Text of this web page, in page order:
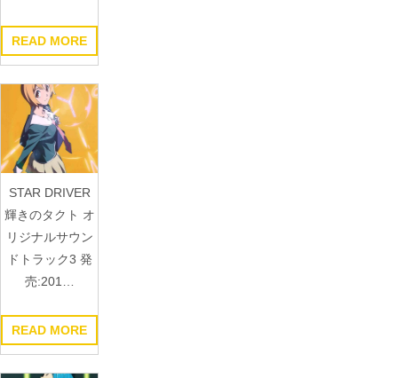
READ MORE
STAR DRIVER
輝きのタクト オ
リジナルサウン
ドトラック3 発
売:201…
READ MORE